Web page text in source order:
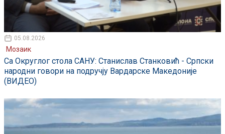
05.08.2026
Мозаик
Са Округлог стола САНУ: Станислав Станковић - Српски
народни говори на подручју Вардарске Македоније
(ВИДЕО)